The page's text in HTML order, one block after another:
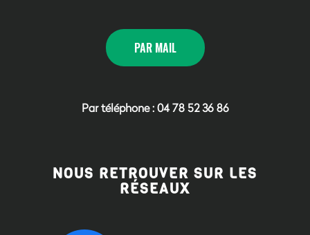
PAR MAIL
Par téléphone : 04 78 52 36 86
NOUS RETROUVER SUR LES
RÉSEAUX